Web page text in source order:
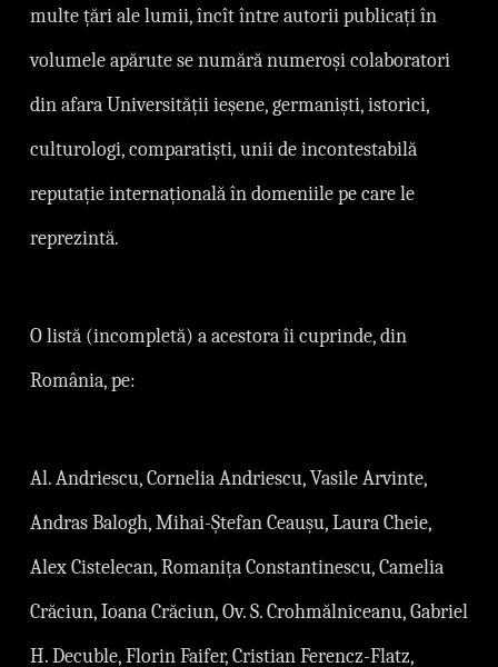
multe țări ale lumii, încît între autorii publicați în
volumele apărute se numără numeroși colaboratori
din afara Universității ieșene, germaniști, istorici,
culturologi, comparatiști, unii de incontestabilă
reputație internațională în domeniile pe care le
reprezintă.
O listă (incompletă) a acestora îi cuprinde, din
România, pe:
Al. Andriescu, Cornelia Andriescu, Vasile Arvinte,
Andras Balogh, Mihai-Ștefan Ceaușu, Laura Cheie,
Alex Cistelecan, Romanița Constantinescu, Camelia
Crăciun, Ioana Crăciun, Ov. S. Crohmălniceanu, Gabriel
H. Decuble, Florin Faifer, Cristian Ferencz-Flatz,